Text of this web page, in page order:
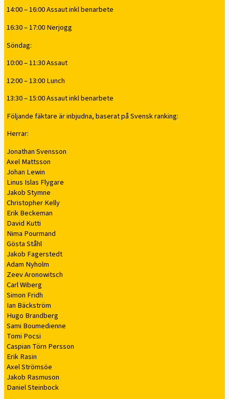
14:00 – 16:00 Assaut inkl benarbete
16:30 – 17:00 Nerjogg
Söndag:
10:00 – 11:30 Assaut
12:00 – 13:00 Lunch
13:30 – 15:00 Assaut inkl benarbete
Följande fäktare är inbjudna, baserat på Svensk ranking:
Herrar:
Jonathan Svensson
Axel Mattsson
Johan Lewin
Linus Islas Flygare
Jakob Stymne
Christopher Kelly
Erik Beckeman
David Kutti
Nima Pourmand
Gösta Ståhl
Jakob Fagerstedt
Adam Nyholm
Zeev Aronowitsch
Carl Wiberg
Simon Fridh
Ian Bäckström
Hugo Brandberg
Sami Boumedienne
Tomi Pocsi
Caspian Törn Persson
Erik Rasin
Axel Strömsöe
Jakob Rasmuson
Daniel Steinbock